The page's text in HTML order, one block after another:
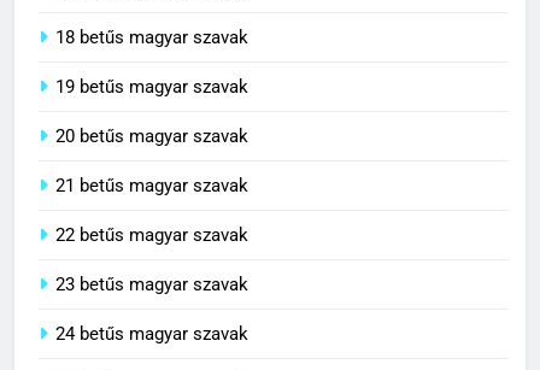
18 betűs magyar szavak
19 betűs magyar szavak
20 betűs magyar szavak
21 betűs magyar szavak
22 betűs magyar szavak
23 betűs magyar szavak
24 betűs magyar szavak